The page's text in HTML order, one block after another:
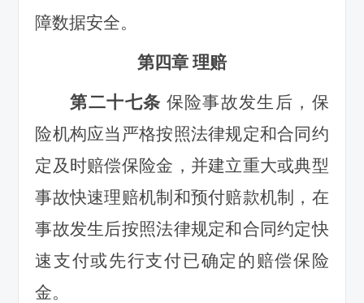
障数据安全。
第四章 理赔
第二十七条 保险事故发生后，保
险机构应当严格按照法律规定和合同约
定及时赔偿保险金，并建立重大或典型
事故快速理赔机制和预付赔款机制，在
事故发生后按照法律规定和合同约定快
速支付或先行支付已确定的赔偿保险
金。